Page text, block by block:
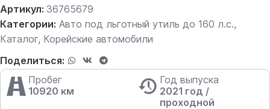
Артикул: 36765679
Категории: Авто под льготный утиль до 160 л.с.,
Каталог, Корейские автомобили
Поделиться:
Пробег
10920 км
Год выпуска
2021 год /
проходной